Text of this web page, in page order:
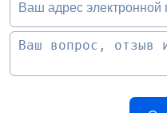
Ваш адрес электронной